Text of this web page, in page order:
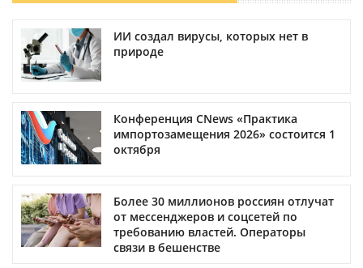
ИИ создал вирусы, которых нет в
природе
Конференция CNews «Практика
импортозамещения 2026» состоится 1
октября
Более 30 миллионов россиян отлучат
от мессенджеров и соцсетей по
требованию властей. Операторы
связи в бешенстве